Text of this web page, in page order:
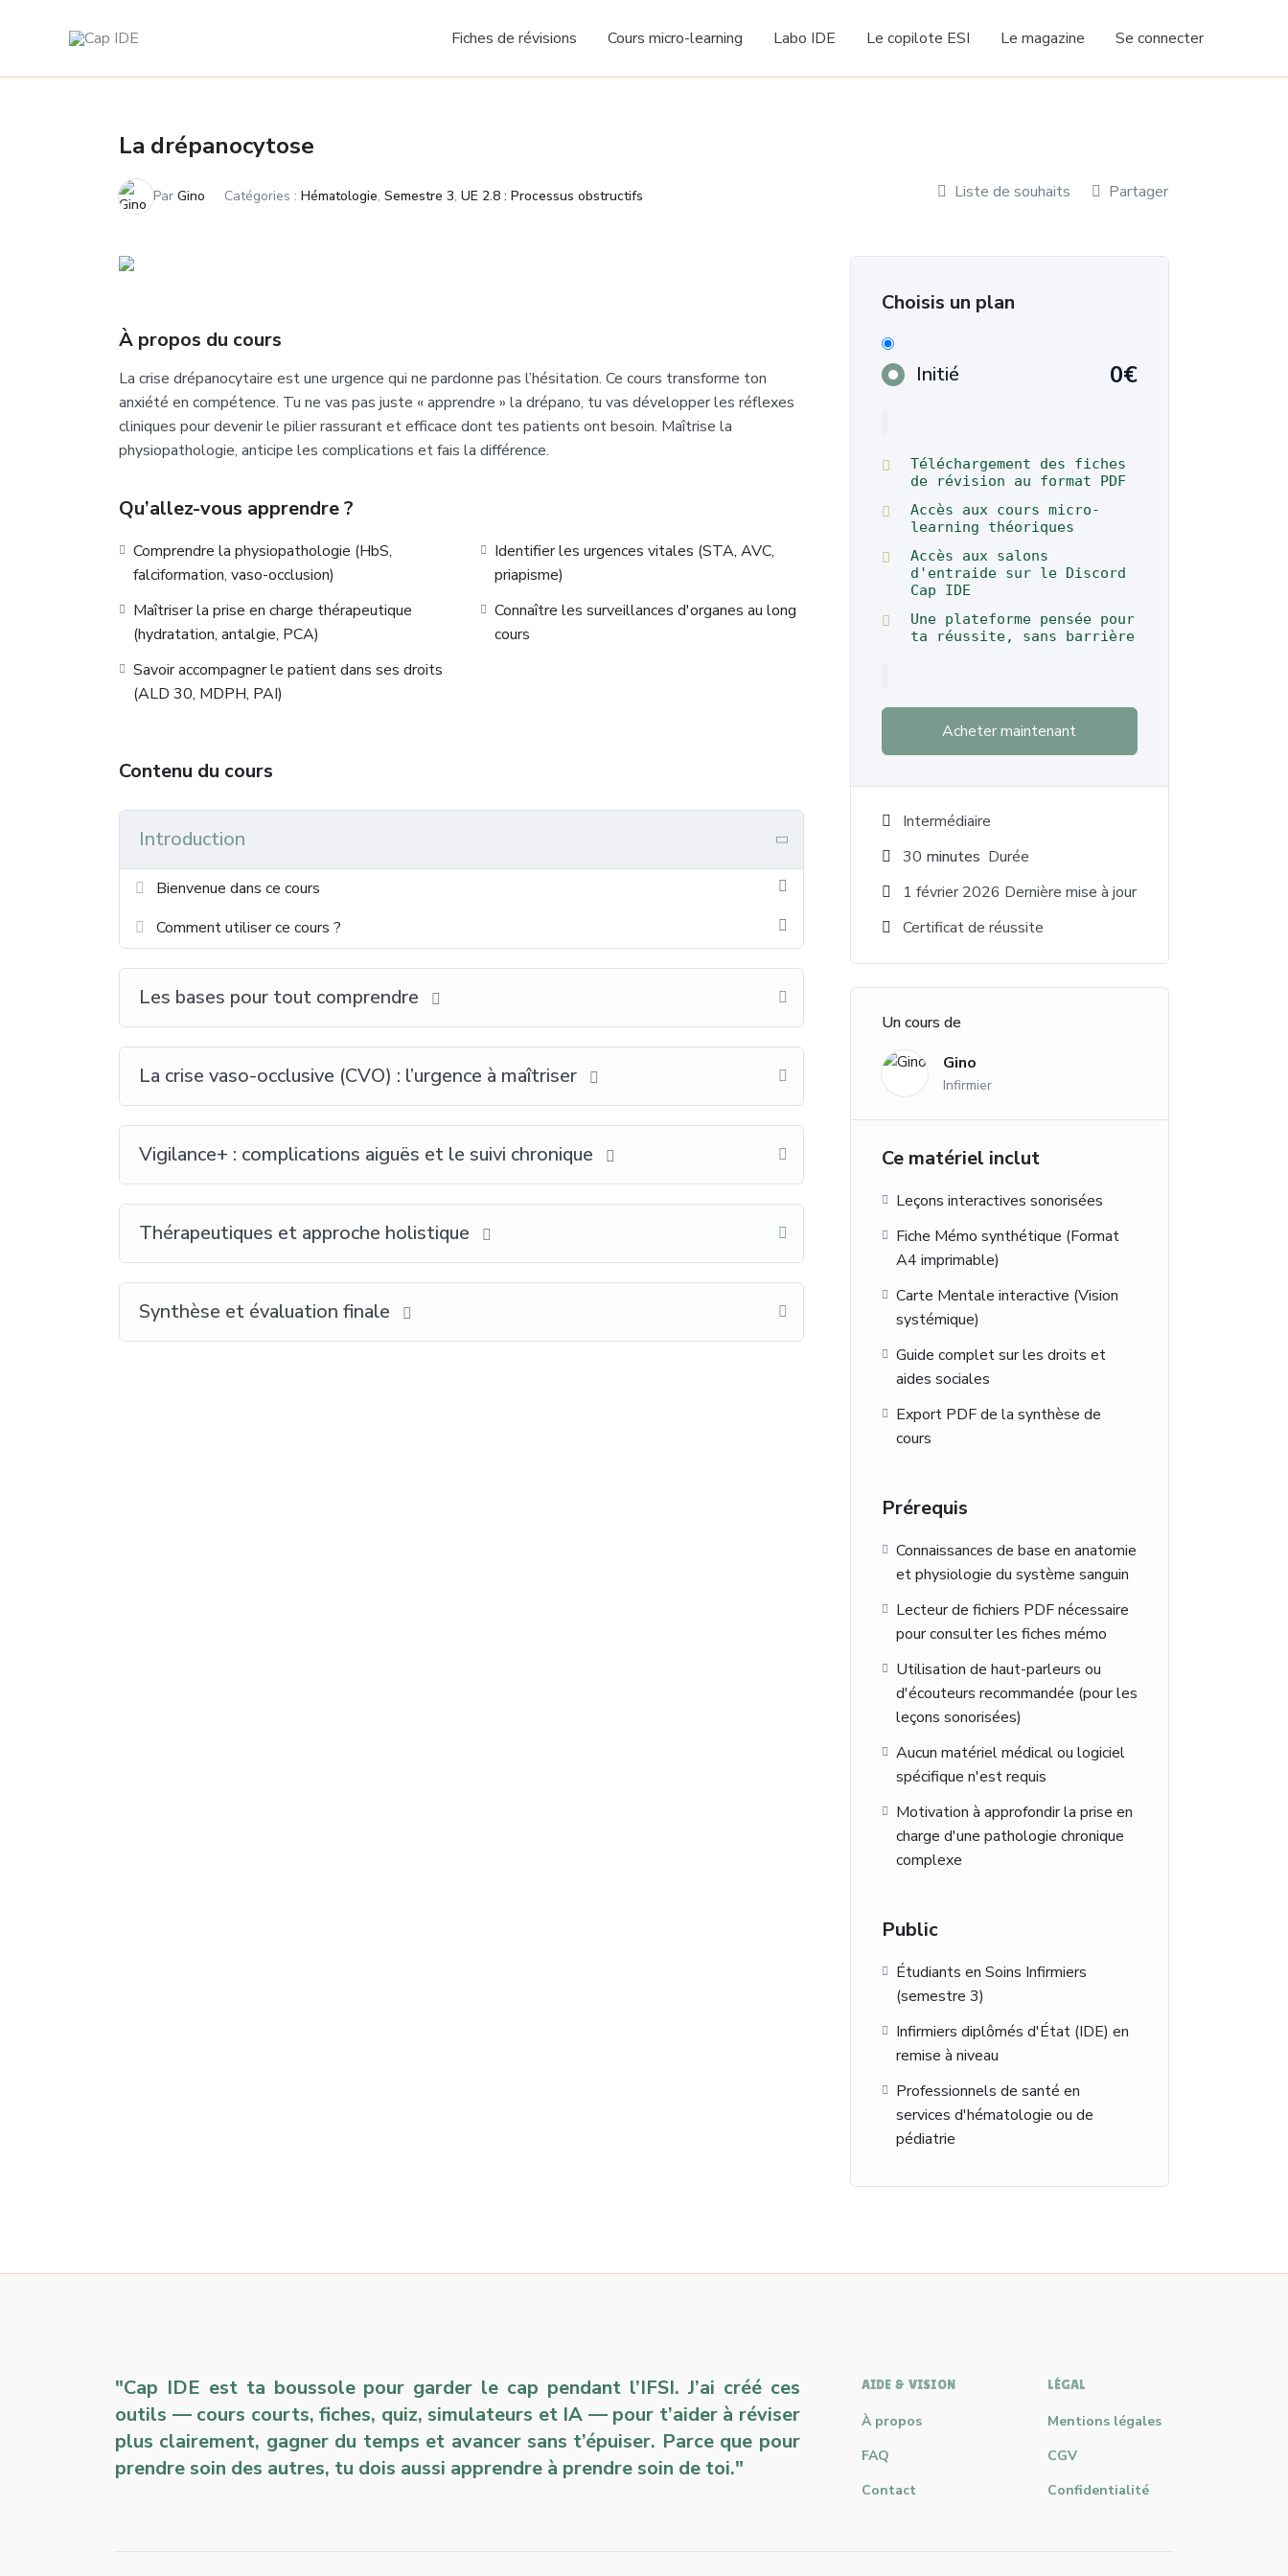
Fiches de révisions Cours micro-learning Labo IDE Le copilote ESI Le magazine Se connecter
La drépanocytose
Par Gino Catégories : Hématologie, Semestre 3, UE 2.8 : Processus obstructifs Liste de souhaits Partager
À propos du cours
La crise drépanocytaire est une urgence qui ne pardonne pas l’hésitation. Ce cours transforme ton
anxiété en compétence. Tu ne vas pas juste « apprendre » la drépano, tu vas développer les réflexes
cliniques pour devenir le pilier rassurant et efficace dont tes patients ont besoin. Maîtrise la
physiopathologie, anticipe les complications et fais la différence.
Qu’allez-vous apprendre ?
Comprendre la physiopathologie (HbS,
falciformation, vaso-occlusion)
Identifier les urgences vitales (STA, AVC,
priapisme)
Maîtriser la prise en charge thérapeutique
(hydratation, antalgie, PCA)
Connaître les surveillances d'organes au long
cours
Savoir accompagner le patient dans ses droits
(ALD 30, MDPH, PAI)
Contenu du cours
Introduction
Bienvenue dans ce cours
Comment utiliser ce cours ?
Les bases pour tout comprendre
La crise vaso-occlusive (CVO) : l’urgence à maîtriser
Vigilance+ : complications aiguës et le suivi chronique
Thérapeutiques et approche holistique
Synthèse et évaluation finale
Choisis un plan
Initié 0€
Téléchargement des fiches
de révision au format PDF
Accès aux cours micro-
learning théoriques
Accès aux salons
d'entraide sur le Discord
Cap IDE
Une plateforme pensée pour
ta réussite, sans barrière
Acheter maintenant
Intermédiaire
30 minutes Durée
1 février 2026 Dernière mise à jour
Certificat de réussite
Un cours de
Gino
Infirmier
Ce matériel inclut
Leçons interactives sonorisées
Fiche Mémo synthétique (Format
A4 imprimable)
Carte Mentale interactive (Vision
systémique)
Guide complet sur les droits et
aides sociales
Export PDF de la synthèse de
cours
Prérequis
Connaissances de base en anatomie
et physiologie du système sanguin
Lecteur de fichiers PDF nécessaire
pour consulter les fiches mémo
Utilisation de haut-parleurs ou
d'écouteurs recommandée (pour les
leçons sonorisées)
Aucun matériel médical ou logiciel
spécifique n'est requis
Motivation à approfondir la prise en
charge d'une pathologie chronique
complexe
Public
Étudiants en Soins Infirmiers
(semestre 3)
Infirmiers diplômés d'État (IDE) en
remise à niveau
Professionnels de santé en
services d'hématologie ou de
pédiatrie
"Cap IDE est ta boussole pour garder le cap pendant l’IFSI. J’ai créé ces
outils — cours courts, fiches, quiz, simulateurs et IA — pour t’aider à réviser
plus clairement, gagner du temps et avancer sans t’épuiser. Parce que pour
prendre soin des autres, tu dois aussi apprendre à prendre soin de toi."
AIDE & VISION
À propos
FAQ
Contact
LÉGAL
Mentions légales
CGV
Confidentialité